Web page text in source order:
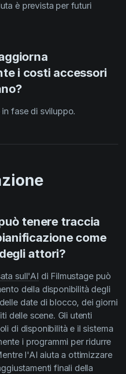
è prevista per futuri
i costi accessori
fase di sviluppo.
tenere traccia
come
attori?
sull'AI di Filmustage può
della disponibilità degli
date di blocco, dei giorni
delle scene. Gli utenti
di disponibilità e il sistema
i programmi per ridurre
l'AI aiuta a ottimizzare
finali della